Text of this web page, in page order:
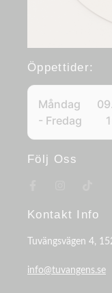
Öppettider:
Måndag
- Fredag
Följ Oss
Kontakt Info
Tuvängsvägen 4,
info@tuvangens.se